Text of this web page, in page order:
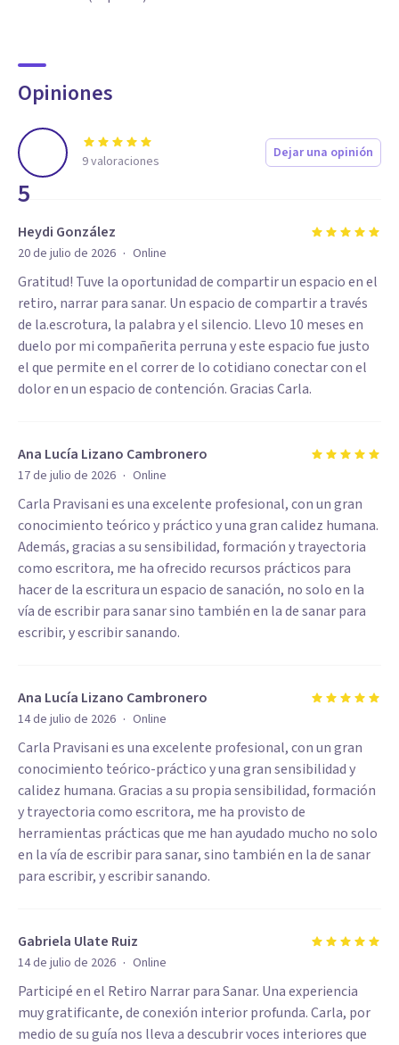
Opiniones
5
9valoraciones Dejar una opinión
Heydi González
20 de julio de 2026 · Online
Gratitud! Tuve la oportunidad de compartir un espacio en el
retiro, narrar para sanar. Un espacio de compartir a través
de la.escrotura, la palabra y el silencio. Llevo 10 meses en
duelo por mi compañerita perruna y este espacio fue justo
el que permite en el correr de lo cotidiano conectar con el
dolor en un espacio de contención. Gracias Carla.
Ana Lucía Lizano Cambronero
17 de julio de 2026 · Online
Carla Pravisani es una excelente profesional, con un gran
conocimiento teórico y práctico y una gran calidez humana.
Además, gracias a su sensibilidad, formación y trayectoria
como escritora, me ha ofrecido recursos prácticos para
hacer de la escritura un espacio de sanación, no solo en la
vía de escribir para sanar sino también en la de sanar para
escribir, y escribir sanando.
Ana Lucía Lizano Cambronero
14 de julio de 2026 · Online
Carla Pravisani es una excelente profesional, con un gran
conocimiento teórico-práctico y una gran sensibilidad y
calidez humana. Gracias a su propia sensibilidad, formación
y trayectoria como escritora, me ha provisto de
herramientas prácticas que me han ayudado mucho no solo
en la vía de escribir para sanar, sino también en la de sanar
para escribir, y escribir sanando.
Gabriela Ulate Ruiz
14 de julio de 2026 · Online
Participé en el Retiro Narrar para Sanar. Una experiencia
muy gratificante, de conexión interior profunda. Carla, por
medio de su guía nos lleva a descubrir voces interiores que